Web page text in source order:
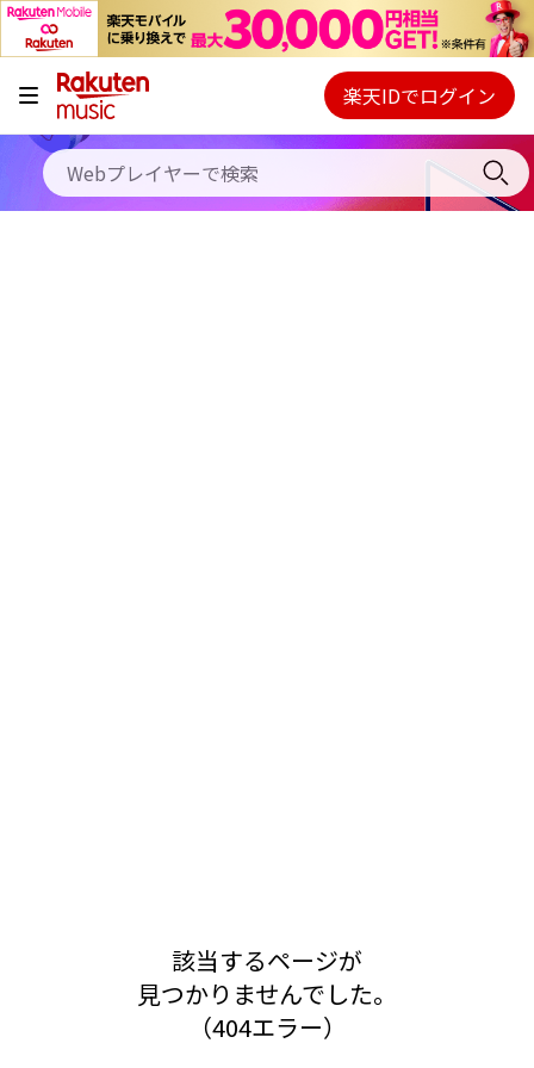
キャンペーン
料金プラン
使い方
Webプレイヤー
ご契約内容の確認・変更
楽天IDでログイン
該当するページが
見つかりませんでした。
（404エラー）